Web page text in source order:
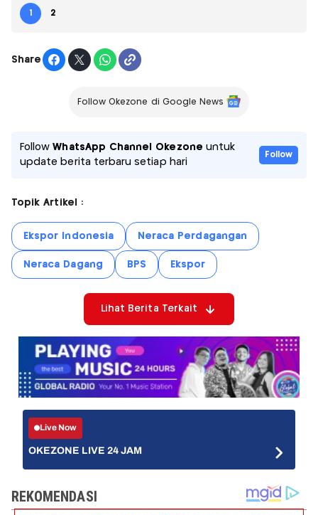
1 2
Share
Follow Okezone di Google News
FollowWhatsApp Channel Okezone untuk
update berita terbaru setiap hari
Follow
Topik Artikel :
Ekspor Indonesia Neraca Perdagangan
Neraca Dagang BPS Ekspor
Lihat Berita Terkait
Live Now
OKEZONE LIVE 24 JAM